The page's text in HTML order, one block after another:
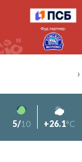
›
5/10 +26.1°C